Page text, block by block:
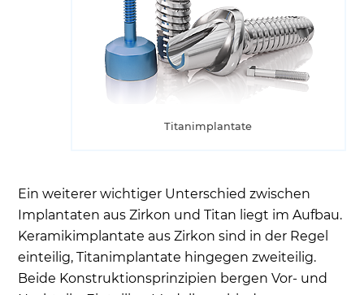
Titanimplantate
Ein weiterer wichtiger Unterschied zwischen
Implantaten aus Zirkon und Titan liegt im Aufbau.
Keramikimplantate aus Zirkon sind in der Regel
einteilig, Titanimplantate hingegen zweiteilig.
Beide Konstruktionsprinzipien bergen Vor- und